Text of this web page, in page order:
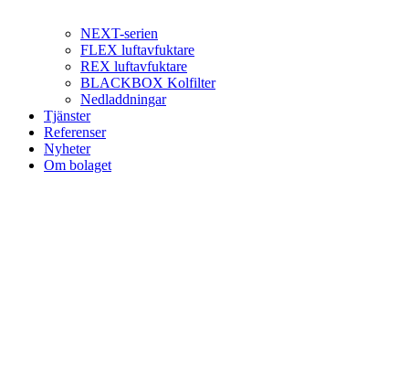
NEXT-serien
FLEX luftavfuktare
REX luftavfuktare
BLACKBOX Kolfilter
Nedladdningar
Tjänster
Referenser
Nyheter
Om bolaget